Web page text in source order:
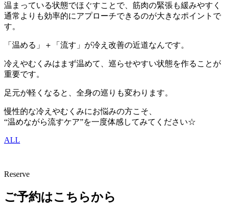
温まっている状態でほぐすことで、筋肉の緊張も緩みやすく
通常よりも効率的にアプローチできるのが大きなポイントで
す。
「温める」＋「流す」が冷え改善の近道なんです。
冷えやむくみはまず温めて、巡らせやすい状態を作ることが
重要です。
足元が軽くなると、全身の巡りも変わります。
慢性的な冷えやむくみにお悩みの方こそ、
“温めながら流すケア”を一度体感してみてください☆
ALL
Reserve
ご予約はこちらから